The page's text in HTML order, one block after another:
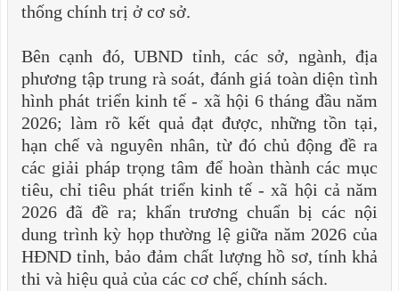
thống chính trị ở cơ sở.
Bên cạnh đó, UBND tỉnh, các sở, ngành, địa
phương tập trung rà soát, đánh giá toàn diện tình
hình phát triển kinh tế - xã hội 6 tháng đầu năm
2026; làm rõ kết quả đạt được, những tồn tại,
hạn chế và nguyên nhân, từ đó chủ động đề ra
các giải pháp trọng tâm để hoàn thành các mục
tiêu, chỉ tiêu phát triển kinh tế - xã hội cả năm
2026 đã đề ra; khẩn trương chuẩn bị các nội
dung trình kỳ họp thường lệ giữa năm 2026 của
HĐND tỉnh, bảo đảm chất lượng hồ sơ, tính khả
thi và hiệu quả của các cơ chế, chính sách.